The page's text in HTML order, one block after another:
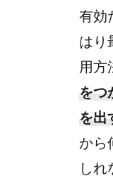
有効
はり
用方
をつ
を出
から
しれ